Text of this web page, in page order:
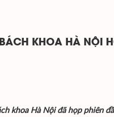
KHOA HÀ NỘI
khoa Hà Nội đã họp phiên